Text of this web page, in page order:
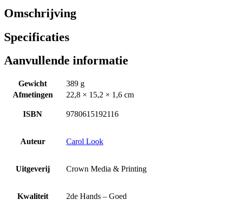
Omschrijving
Specificaties
Aanvullende informatie
Gewicht
389 g
Afmetingen
22,8 × 15,2 × 1,6 cm
ISBN 9780615192116
Auteur Carol Look
Uitgeverij Crown Media & Printing
Kwaliteit 2de Hands – Goed